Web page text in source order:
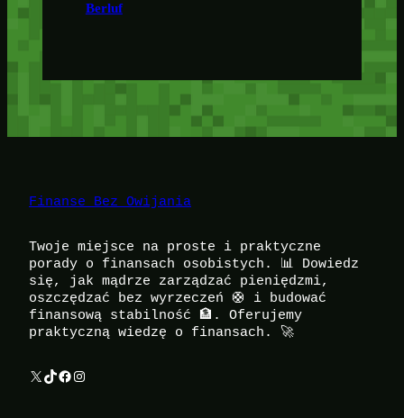
Berluf
Finanse Bez Owijania
Twoje miejsce na proste i praktyczne
porady o finansach osobistych. 📊 Dowiedz
się, jak mądrze zarządzać pieniędzmi,
oszczędzać bez wyrzeczeń 🛟 i budować
finansową stabilność 🏦. Oferujemy
praktyczną wiedzę o finansach. 🚀
X TikTok Facebook Instagram